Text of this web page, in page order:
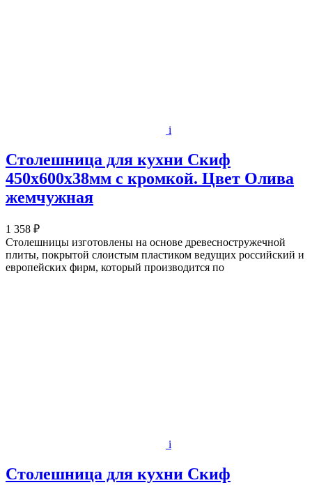
i
Столешница для кухни Скиф
450х600x38мм с кромкой. Цвет Олива
жемчужная
1 358 ₽
Столешницы изготовлены на основе древесностружечной
плиты, покрытой слоистым пластиком ведущих российский и
европейских фирм, который производится по
i
Столешница для кухни Скиф